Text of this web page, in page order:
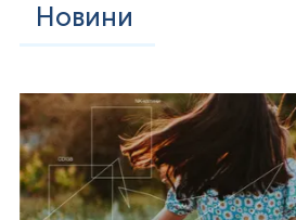
Новини